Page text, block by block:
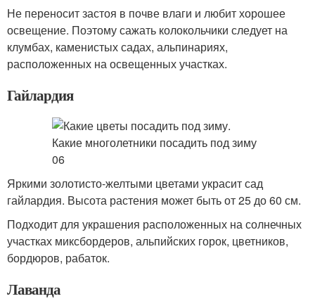
Не переносит застоя в почве влаги и любит хорошее
освещение. Поэтому сажать колокольчики следует на
клумбах, каменистых садах, альпинариях,
расположенных на освещенных участках.
Гайлардия
Яркими золотисто-желтыми цветами украсит сад
гайлардия. Высота растения может быть от 25 до 60 см.
Подходит для украшения расположенных на солнечных
участках миксбордеров, альпийских горок, цветников,
бордюров, рабаток.
Лаванда